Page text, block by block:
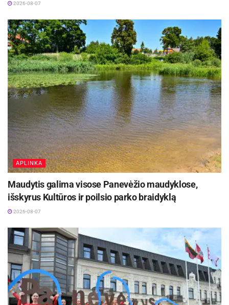
2026-08-07
APLINKA
Maudytis galima visose Panevėžio maudyklose,
išskyrus Kultūros ir poilsio parko braidyklą
2026-08-07